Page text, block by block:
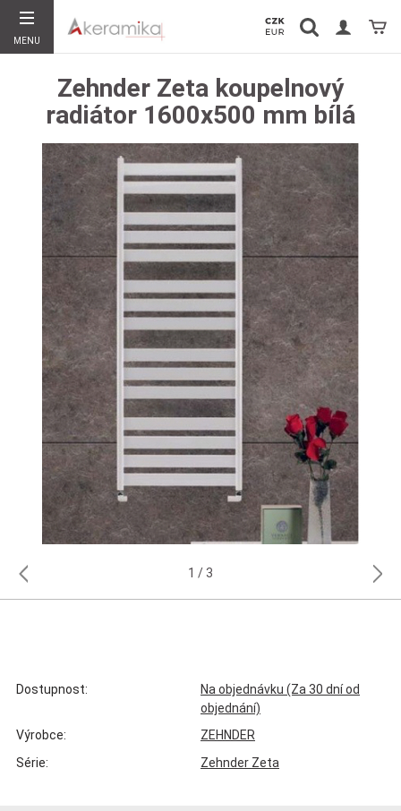
MENU
Vyhledávání Košík
Zehnder Zeta koupelnový
radiátor 1600x500 mm bílá
1 3
Dostupnost:
Na objednávku (Za 30 dní od
objednání)
Výrobce:
ZEHNDER
Série:
Zehnder Zeta